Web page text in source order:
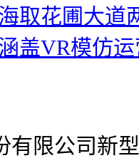
取花圃大道
盖VR模仿
有限公司新